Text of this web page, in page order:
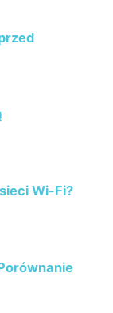
Wi-Fi?